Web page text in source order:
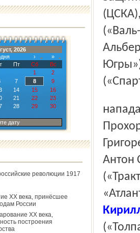
2026
›
»
Пт Сб
Вс
1
2
7 8
9
14 15
16
21 22
23
28 29
30
дату
революции 1917
ХХ века, принёсшее
России
ХХ века,
построения
нападающие: Ярослав Косов («Металлург» Мг), Николай
Антон